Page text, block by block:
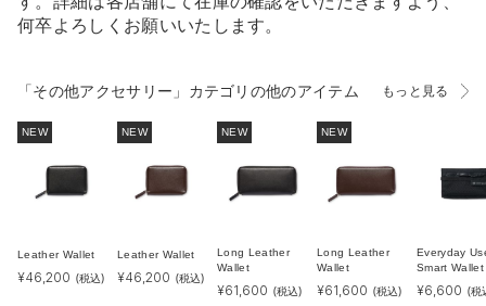
何卒よろしくお願いいたします。
「その他アクセサリー」カテゴリの他のアイテム もっと見る
NEW
Leather Wallet
¥46,200 (税込)
NEW
Leather Wallet
¥46,200 (税込)
NEW
Long Leather
Wallet
¥61,600 (税込)
NEW
Long Leather
Wallet
¥61,600 (税込)
Everyday
Smart Wallet
¥6,600 (税